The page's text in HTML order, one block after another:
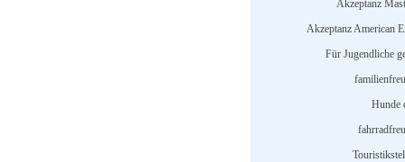
Akzeptanz
Akzeptanz American
Für Jugendliche
Hunde